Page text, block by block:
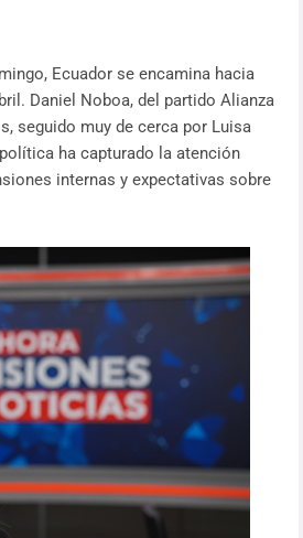
Ecuador se encamina hacia
Daniel Noboa, del partido Alianza
seguido muy de cerca por Luisa
ha capturado la atención
internas y expectativas sobre